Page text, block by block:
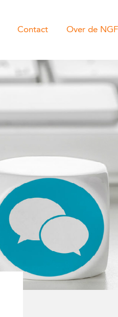
Contact Over de NGF